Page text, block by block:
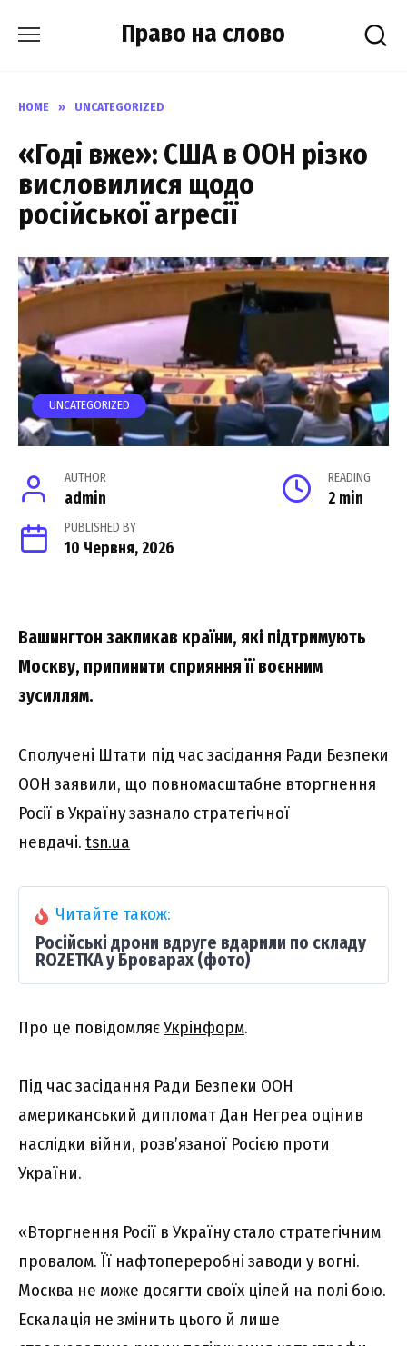
Право на слово
HOME » UNCATEGORIZED
«Годі вже»: США в ООН різко
висловилися щодо
російської аrресії
UNCATEGORIZED
AUTHOR
admin
READING
2 min
PUBLISHED BY
10 Червня, 2026
Вашингтон закликав країни, які підтримують
Москву, припинити сприяння її воєнним
зусиллям.
Сполучені Штати під час засідання Ради Безпеки
ООН заявили, що повномасштабне вторгнення
Росії в Україну зазнало стратегічної
невдачі. tsn.ua
Читайте також:
Російські дрони вдруге вдарили по складу
ROZETKA у Броварах (фото)
Про це повідомляєУкрінформ.
Під час засідання Ради Безпеки ООН
американський дипломат Дан Негреа оцінив
наслідки війни, розв’язаної Росією проти
України.
«Вторгнення Росії в Україну стало стратегічним
провалом. Її нафтопереробні заводи у вогні.
Москва не може досягти своїх цілей на полі бою.
Ескалація не змінить цього й лише